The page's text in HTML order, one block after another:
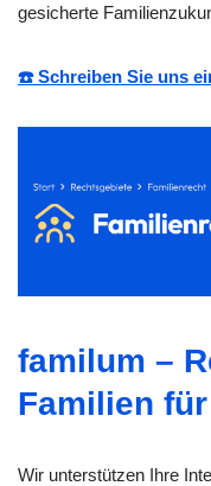
gesicherte
☎️ Schreiben Sie uns
familum –
Familien
Wir unterstützen Ihre